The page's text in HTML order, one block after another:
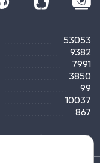
53053
9382
7991
3850
99
10037
867
КАРТА САЙТА ТЭГИ